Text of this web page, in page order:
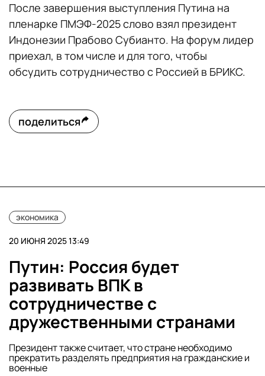
После завершения выступления Путина на
пленарке ПМЭФ-2025 слово взял президент
Индонезии Прабово Субианто. На форум лидер
приехал, в том числе и для того, чтобы
обсудить сотрудничество с Россией в БРИКС.
поделиться
экономика
20 ИЮНЯ 2025 13:49
Путин: Россия будет
развивать ВПК в
сотрудничестве с
дружественными странами
Президент также считает, что стране необходимо
прекратить разделять предприятия на гражданские и
военные